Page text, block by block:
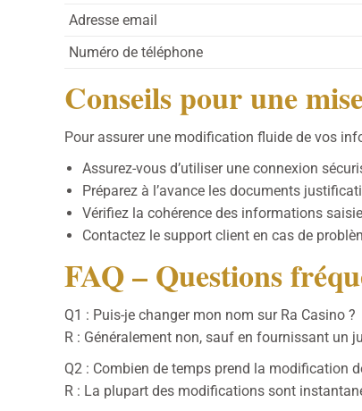
Adresse email
Numéro de téléphone
Conseils pour une
Pour assurer une modification fluide de vos
Assurez-vous d’utiliser une connexion
Préparez à l’avance les documents
Vérifiez la cohérence des informations
Contactez le support client en cas de
FAQ – Questions
Q1 : Puis-je changer mon nom sur Ra Casino ?
R : Généralement non, sauf en fournissant un
Q2 : Combien de temps prend la modification
R : La plupart des modifications sont